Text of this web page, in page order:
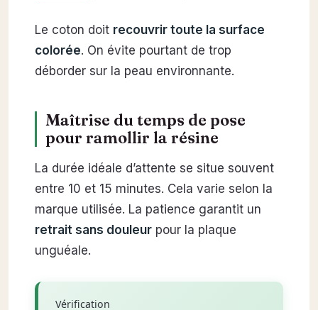
Le coton doit recouvrir toute la surface
colorée. On évite pourtant de trop
déborder sur la peau environnante.
Maîtrise du temps de pose
pour ramollir la résine
La durée idéale d’attente se situe souvent
entre 10 et 15 minutes. Cela varie selon la
marque utilisée. La patience garantit un
retrait sans douleurpour la plaque
unguéale.
Vérification